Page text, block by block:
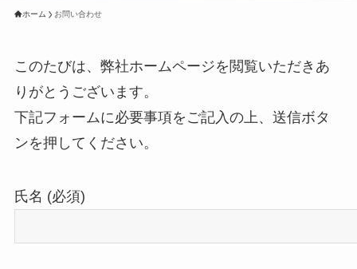
ホーム お問い合わせ
このたびは、弊社ホームページを閲覧いただきあ
りがとうございます。
下記フォームに必要事項をご記入の上、送信ボタ
ンを押してください。
氏名 (必須)